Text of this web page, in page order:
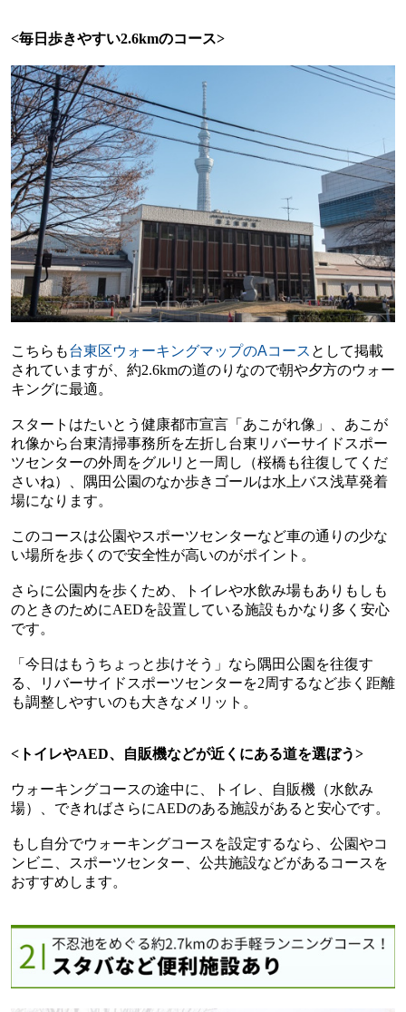
<毎日歩きやすい2.6kmのコース>
こちらも台東区ウォーキングマップのAコース として掲載
されていますが、約2.6kmの道のりなので朝や夕方のウォー
キングに最適。
スタートはたいとう健康都市宣言「あこがれ像」、あこが
れ像から台東清掃事務所を左折し台東リバーサイドスポー
ツセンターの外周をグルリと一周し（桜橋も往復してくだ
さいね）、隅田公園のなか歩きゴールは水上バス浅草発着
場になります。
このコースは公園やスポーツセンターなど車の通りの少な
い場所を歩くので安全性が高いのがポイント。
さらに公園内を歩くため、トイレや水飲み場もありもしも
のときのためにAEDを設置している施設もかなり多く安心
です。
「今日はもうちょっと歩けそう」なら隅田公園を往復す
る、リバーサイドスポーツセンターを2周するなど歩く距離
も調整しやすいのも大きなメリット。
<トイレやAED、自販機などが近くにある道を選ぼう>
ウォーキングコースの途中に、トイレ、自販機（水飲み
場）、できればさらにAEDのある施設があると安心です。
もし自分でウォーキングコースを設定するなら、公園やコ
ンビニ、スポーツセンター、公共施設などがあるコースを
おすすめします。